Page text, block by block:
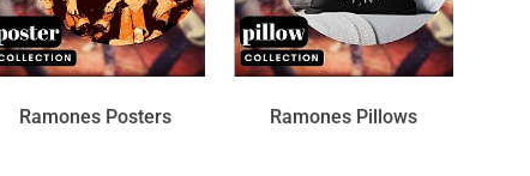
Ramones Posters Ramones Pillows